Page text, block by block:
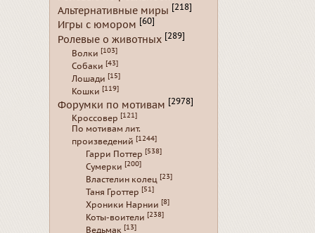
Альтернативные миры [218]
Игры с юмором [60]
Ролевые о животных [289]
Волки [103]
Собаки [43]
Лошади [15]
Кошки [119]
Форумки по мотивам [2978]
Кроссовер [121]
По мотивам лит.
произведений [1244]
Гарри Поттер [538]
Сумерки [200]
Властелин колец [23]
Таня Гроттер [51]
Хроники Нарнии [8]
Коты-воители [238]
Ведьмак [13]